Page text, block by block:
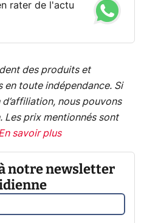
rater de l'actu
des produits et
toute indépendance. Si
nous pouvons
Les prix mentionnés sont
savoir plus
notre newsletter